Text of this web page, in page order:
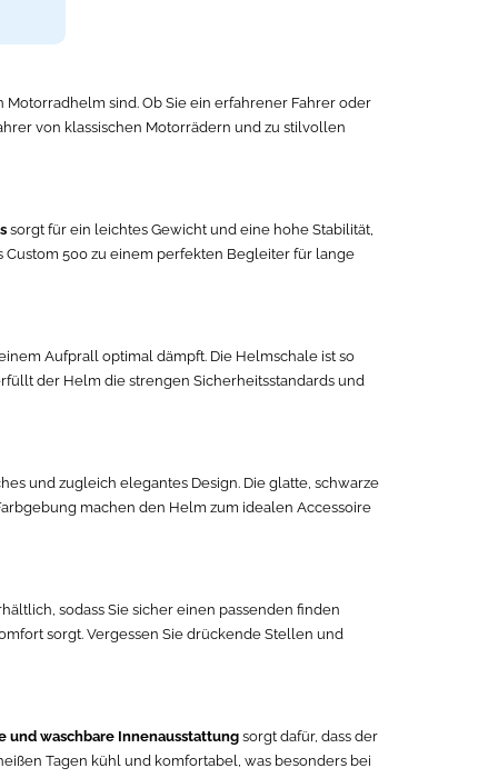
sind. Ob Sie ein erfahrener Fahrer oder
von klassischen Motorrädern und zu stilvollen
sorgt für ein leichtes Gewicht und eine hohe Stabilität,
500 zu einem perfekten Begleiter für lange
Aufprall optimal dämpft. Die Helmschale ist so
der Helm die strengen Sicherheitsstandards und
und zugleich elegantes Design. Die glatte, schwarze
machen den Helm zum idealen Accessoire
sodass Sie sicher einen passenden finden
sorgt. Vergessen Sie drückende Stellen und
und waschbare Innenausstattung sorgt dafür, dass der
Tagen kühl und komfortabel, was besonders bei